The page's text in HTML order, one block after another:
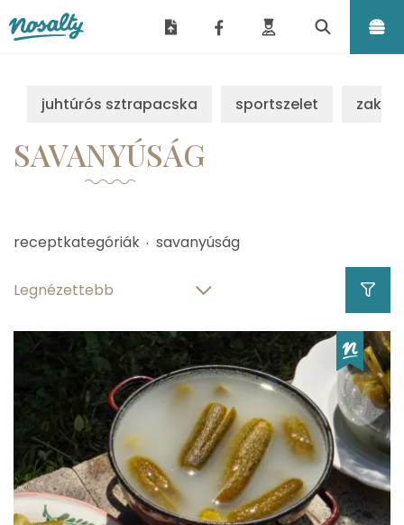
juhtúrós sztrapacska sportszelet
SAVANYÚSÁG
receptkategóriák savanyúság